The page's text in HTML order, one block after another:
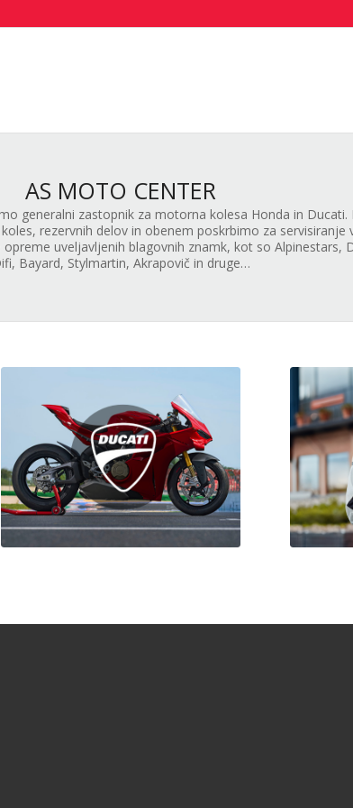
AS MOTO CENTER
generalni zastopnik za motorna kolesa Honda in Ducati.
rezervnih delov in obenem poskrbimo za servisiranje
uveljavljenih blagovnih znamk, kot so Alpinestars,
Bayard, Stylmartin, Akrapovič in druge…